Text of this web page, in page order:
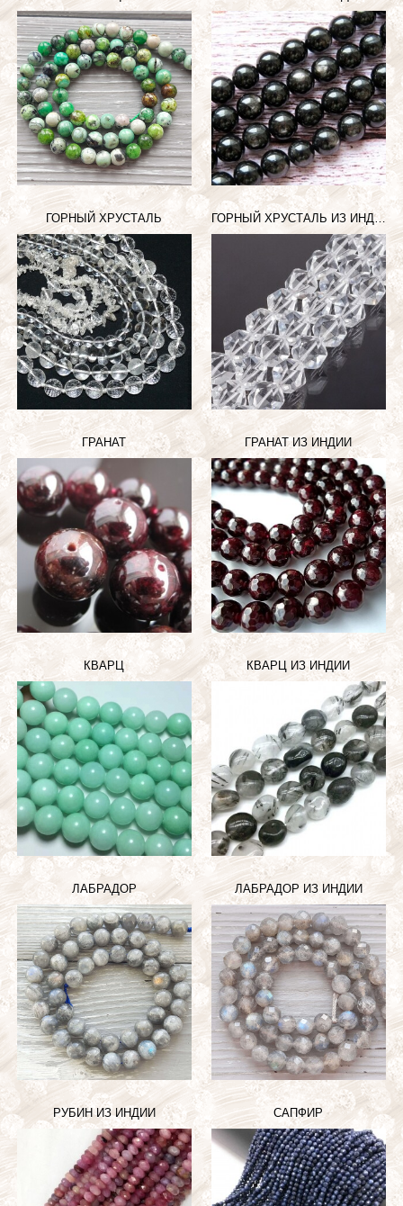
ГОРНЫЙ ХРУСТАЛЬ ГОРНЫЙ ХРУСТАЛЬ ИЗ ИНДИИ
ГРАНАТ ГРАНАТ ИЗ ИНДИИ
КВАРЦ КВАРЦ ИЗ ИНДИИ
ЛАБРАДОР ЛАБРАДОР ИЗ ИНДИИ
РУБИН ИЗ ИНДИИ САПФИР